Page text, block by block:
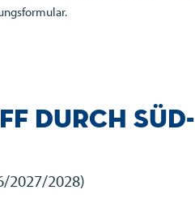
durch Süd-
2027/2028)